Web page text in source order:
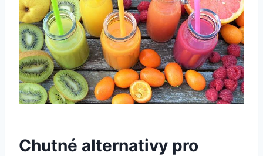
Chutné alternativy pro